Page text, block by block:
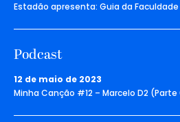
Estadão apresenta: Guia da Faculdade
Podcast
12 de maio de 2023
Minha Canção #12 – Marcelo D2 (Parte